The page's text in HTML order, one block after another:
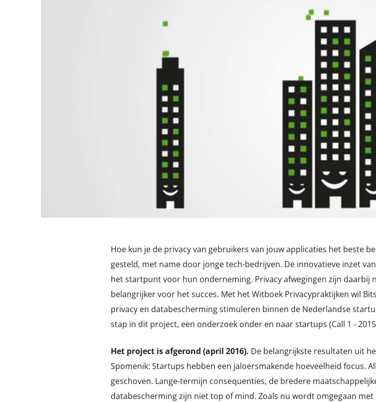
Hoe kun je de privacy van gebruikers van jouw applicaties het beste
gesteld, met name door jonge tech-bedrijven. De innovatieve inzet
het startpunt voor hun onderneming. Privacy afwegingen zijn daarbij
belangrijker voor het succes. Met het Witboek Privacypraktijken wil
privacy en databescherming stimuleren binnen de Nederlandse
stap in dit project, een onderzoek onder en naar startups (Call 1 -
Het project is afgerond (april 2016). De belangrijkste resultaten uit
Spomenik: Startups hebben een jaloersmakende hoeveelheid focus.
geschoven. Lange-termijn consequenties, de bredere
databescherming zijn niet top of mind. Zoals nu wordt omgegaan